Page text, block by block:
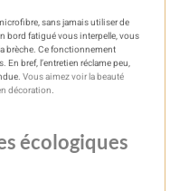
sans jamais utiliser de
bord fatigué vous interpelle, vous
brèche. Ce fonctionnement
En bref, l’entretien réclame peu,
Vous aimez voir la beauté
décoration.
écologiques